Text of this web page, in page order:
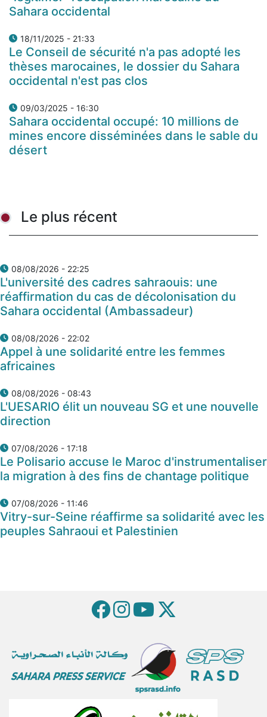
Sahara occidental
18/11/2025 - 21:33
Le Conseil de sécurité n'a pas adopté les
thèses marocaines, le dossier du Sahara
occidental n'est pas clos
09/03/2025 - 16:30
Sahara occidental occupé: 10 millions de
mines encore disséminées dans le sable du
désert
Le plus récent
08/08/2026 - 22:25
L'université des cadres sahraouis: une
réaffirmation du cas de décolonisation du
Sahara occidental (Ambassadeur)
08/08/2026 - 22:02
Appel à une solidarité entre les femmes
africaines
08/08/2026 - 08:43
L'UESARIO élit un nouveau SG et une nouvelle
direction
07/08/2026 - 17:18
Le Polisario accuse le Maroc d'instrumentaliser
la migration à des fins de chantage politique
07/08/2026 - 11:46
Vitry-sur-Seine réaffirme sa solidarité avec les
peuples Sahraoui et Palestinien